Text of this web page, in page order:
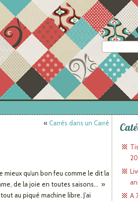
«Carrés dans un Carré
qu’un bon feu comme le dit la
de la joie en toutes saisons… »
au piqué machine libre. J’ai
A